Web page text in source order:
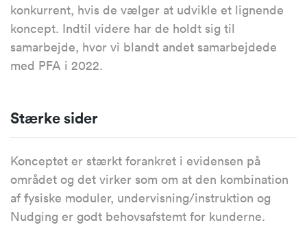
konkurrent, hvis de vælger at udvikle et lignende
koncept. Indtil videre har de holdt sig til
samarbejde, hvor vi blandt andet samarbejdede
med PFA i 2022.
Stærke sider
Konceptet er stærkt forankret i evidensen på
området og det virker som om at den kombination
af fysiske moduler, undervisning/instruktion og
Nudging er godt behovsafstemt for kunderne.